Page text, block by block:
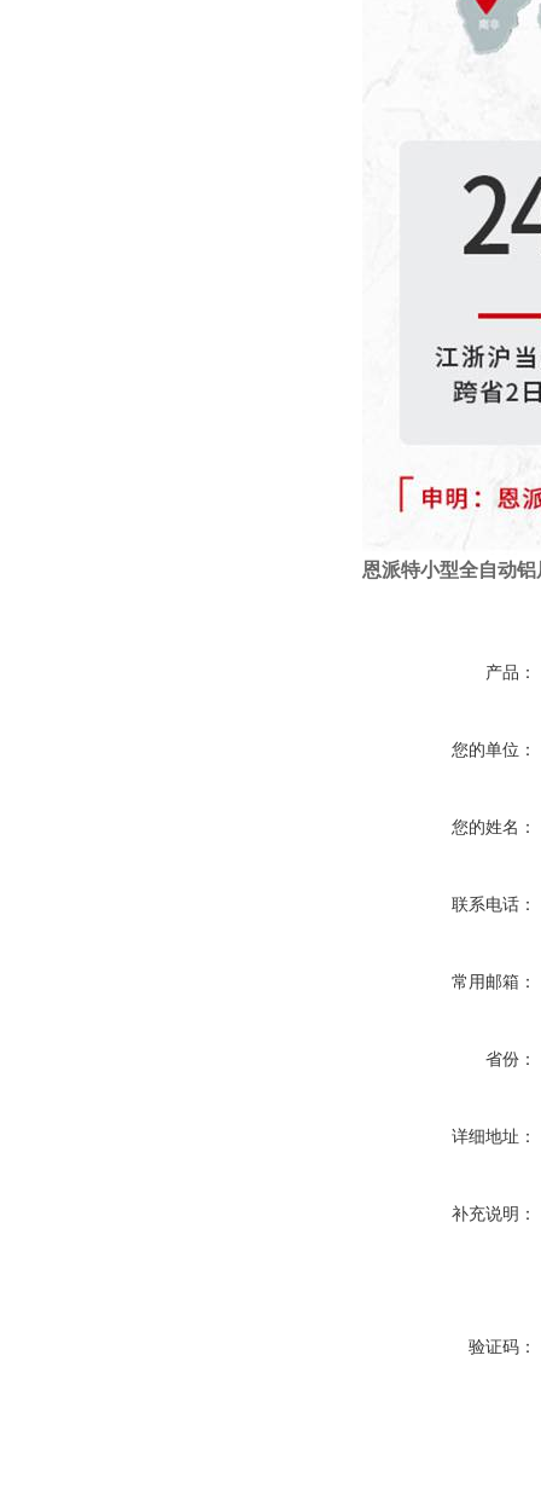
恩派特小型全自动
产品：
您的单位：
您的姓名：
联系电话：
常用邮箱：
省份：
详细地址：
补充说明：
验证码：